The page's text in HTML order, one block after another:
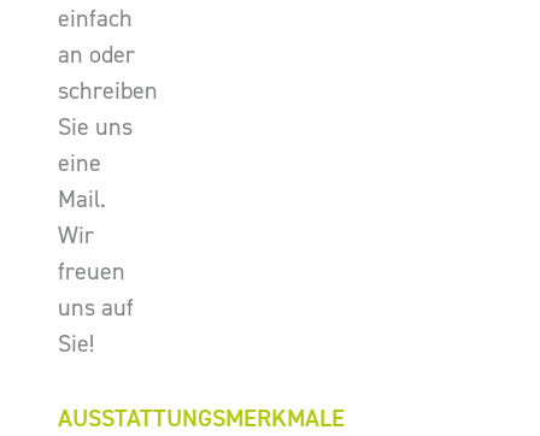
einfach
an oder
schreiben
Sie uns
eine
Mail.
Wir
freuen
uns auf
Sie!
AUSSTATTUNGSMERKMALE